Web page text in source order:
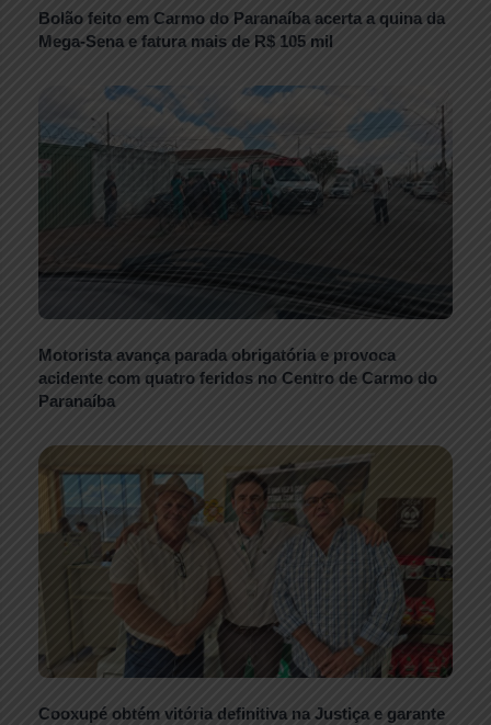
Bolão feito em Carmo do Paranaíba acerta a quina da
Mega-Sena e fatura mais de R$ 105 mil
Motorista avança parada obrigatória e provoca
acidente com quatro feridos no Centro de Carmo do
Paranaíba
Cooxupé obtém vitória definitiva na Justiça e garante